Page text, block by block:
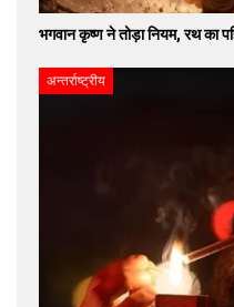
भगवान कृष्ण ने तोड़ा नियम, रथ का
अन्तर्राष्ट्रीय